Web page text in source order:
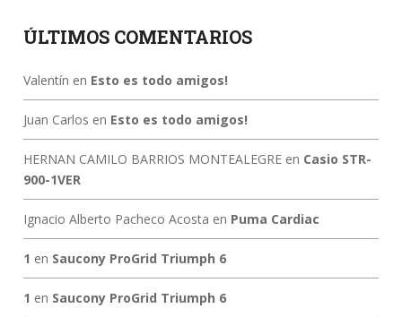
ÚLTIMOS COMENTARIOS
Valentín en Esto es todo amigos!
Juan Carlos en Esto es todo amigos!
HERNAN CAMILO BARRIOS MONTEALEGREen Casio STR-
900-1VER
Ignacio Alberto Pacheco Acosta en Puma Cardiac
1 en Saucony ProGrid Triumph 6
1 en Saucony ProGrid Triumph 6